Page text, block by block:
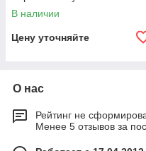
пластиковой
В наличии
Цену уточняйте
О нас
Рейтинг не
Менее 5 отзывов за